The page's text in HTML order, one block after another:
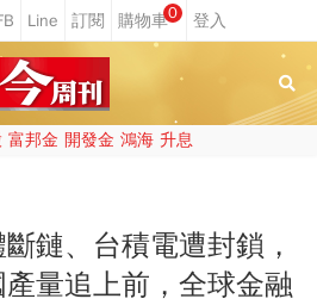
0
富邦金 開發金 鴻海 升息
鏈、台積電遭封鎖，
量追上前，全球金融